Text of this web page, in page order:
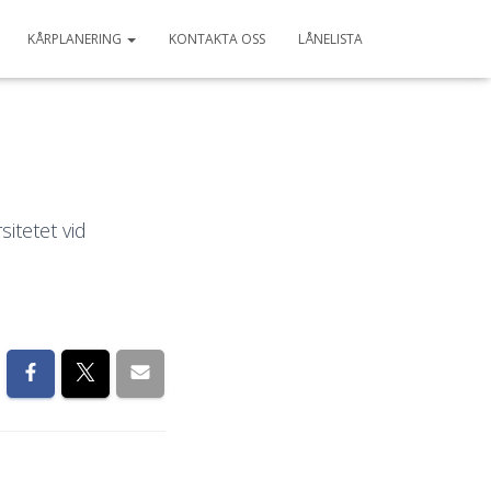
KÅRPLANERING KONTAKTA OSS LÅNELISTA
vid